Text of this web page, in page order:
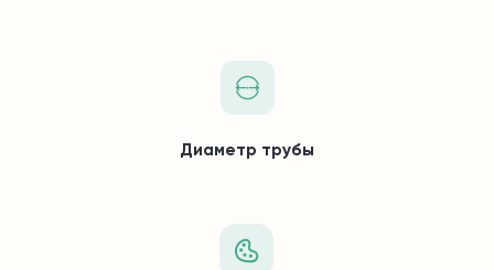
Диаметр трубы